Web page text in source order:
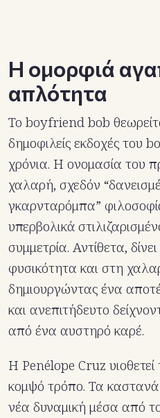
Η ομορφιά
απλότητα
Το boyfriend bob
δημοφιλείς εκδοχές του
χρόνια. Η ονομασία του
χαλαρή, σχεδόν
γκαρνταρόμπα”
υπερβολικά
συμμετρία. Αντίθετα,
φυσικότητα και στη
δημιουργώντας ένα
και ανεπιτήδευτο
από ένα αυστηρό καρέ.
Η Penélope Cruz
κομψό τρόπο. Τα
νέα δυναμική μέσα από